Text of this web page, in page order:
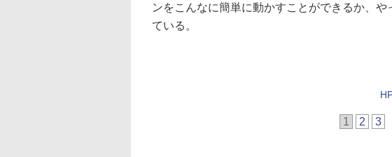
ンをこんなに簡単に動かすことができるか、
ている。
1 2 3